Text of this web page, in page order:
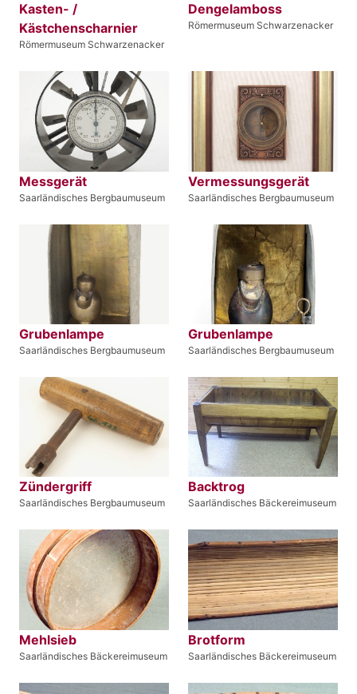
Kasten- /
Kästchenscharnier
Römermuseum Schwarzenacker
Dengelamboss
Römermuseum Schwarzenacker
Messgerät
Saarländisches Bergbaumuseum
Vermessungsgerät
Saarländisches Bergbaumuseum
Grubenlampe
Saarländisches Bergbaumuseum
Grubenlampe
Saarländisches Bergbaumuseum
Zündergriff
Saarländisches Bergbaumuseum
Backtrog
Saarländisches Bäckereimuseum
Mehlsieb
Saarländisches Bäckereimuseum
Brotform
Saarländisches Bäckereimuseum